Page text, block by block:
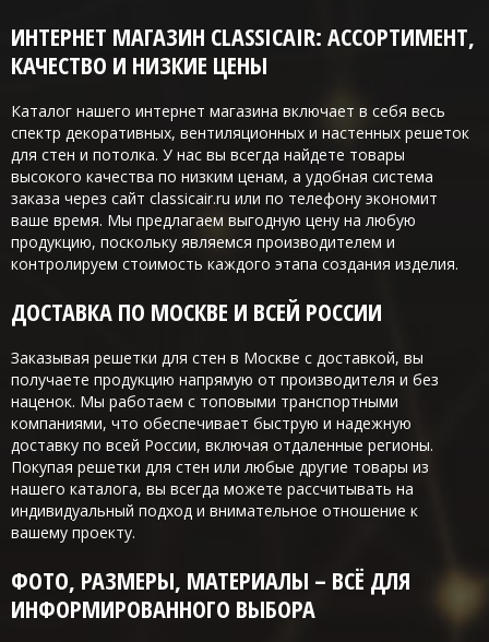
ИНТЕРНЕТ МАГАЗИН CLASSICAIR: АССОРТИМЕНТ,
КАЧЕСТВО И НИЗКИЕ ЦЕНЫ
Каталог нашего интернет магазина включает в себя весь
спектр декоративных, вентиляционных и настенных решеток
для стен и потолка. У нас вы всегда найдете товары
высокого качества по низким ценам, а удобная система
заказа через сайт classicair.ru или по телефону экономит
ваше время. Мы предлагаем выгодную цену на любую
продукцию, поскольку являемся производителем и
контролируем стоимость каждого этапа создания изделия.
ДОСТАВКА ПО МОСКВЕ И ВСЕЙ РОССИИ
Заказывая решетки для стен в Москве с доставкой, вы
получаете продукцию напрямую от производителя и без
наценок. Мы работаем с топовыми транспортными
компаниями, что обеспечивает быструю и надежную
доставку по всей России, включая отдаленные регионы.
Покупая решетки для стен или любые другие товары из
нашего каталога, вы всегда можете рассчитывать на
индивидуальный подход и внимательное отношение к
вашему проекту.
ФОТО, РАЗМЕРЫ, МАТЕРИАЛЫ – ВСЁ ДЛЯ
ИНФОРМИРОВАННОГО ВЫБОРА